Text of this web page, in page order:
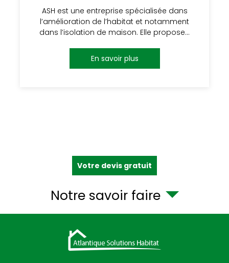
ASH est une entreprise spécialisée dans
l’amélioration de l’habitat et notamment
dans l’isolation de maison. Elle propose…
En savoir plus
Votre devis gratuit
Notre savoir faire